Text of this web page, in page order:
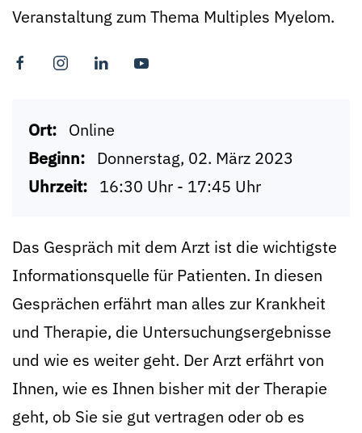
Veranstaltung zum Thema Multiples Myelom.
Ort: Online
Beginn: Donnerstag, 02. März 2023
Uhrzeit: 16:30 Uhr - 17:45 Uhr
Das Gespräch mit dem Arzt ist die wichtigste
Informationsquelle für Patienten. In diesen
Gesprächen erfährt man alles zur Krankheit
und Therapie, die Untersuchungsergebnisse
und wie es weiter geht. Der Arzt erfährt von
Ihnen, wie es Ihnen bisher mit der Therapie
geht, ob Sie sie gut vertragen oder ob es